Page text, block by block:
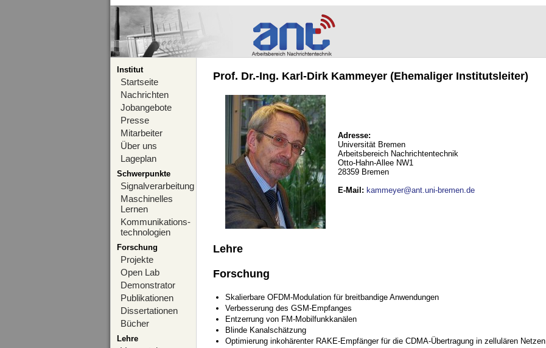
Institut
Startseite
Nachrichten
Jobangebote
Presse
Mitarbeiter
Über uns
Lageplan
Schwerpunkte
Signalverarbeitung
Maschinelles
Lernen
Kommunikations-
technologien
Forschung
Projekte
Open Lab
Demonstrator
Publikationen
Dissertationen
Bücher
Lehre
Prof. Dr.-Ing. Karl-Dirk Kammeyer (Ehemaliger Institutsleiter)
Adresse:
Universität Bremen
Arbeitsbereich Nachrichtentechnik
Otto-Hahn-Allee NW1
28359 Bremen
E-Mail : kammeyer@ant.uni-bremen.de
Lehre
Forschung
Skalierbare OFDM-Modulation für breitbandige Anwendungen
Verbesserung des GSM-Empfanges
Entzerrung von FM-Mobilfunkkanälen
Blinde Kanalschätzung
Optimierung inkohärenter RAKE-Empfänger für die CDMA-Übertragung in zellulären Netzen